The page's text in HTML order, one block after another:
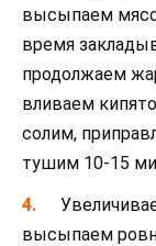
высыпаем
время
продолжаем
вливаем
солим,
тушим 10-15
высыпаем